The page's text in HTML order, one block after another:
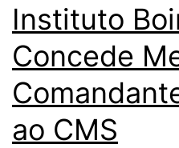
Instituto
Concede
ao CMS